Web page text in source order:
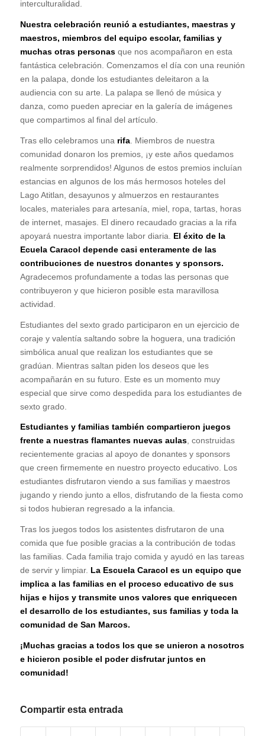
interculturalidad.
Nuestra celebración reunió a estudiantes, maestras y
maestros, miembros del equipo escolar, familias y
muchas otras personasque nos acompañaron en esta
fantástica celebración. Comenzamos el día con una reunión
en la palapa, donde los estudiantes deleitaron a la
audiencia con su arte. La palapa se llenó de música y
danza, como pueden apreciar en la galería de imágenes
que compartimos al final del artículo.
Tras ello celebramos una rifa. Miembros de nuestra
comunidad donaron los premios, ¡y este años quedamos
realmente sorprendidos! Algunos de estos premios incluían
estancias en algunos de los más hermosos hoteles del
Lago Atitlan, desayunos y almuerzos en restaurantes
locales, materiales para artesanía, miel, ropa, tartas, horas
de internet, masajes. El dinero recaudado gracias a la rifa
apoyará nuestra importante labor diaria. El éxito de la
Ecuela Caracol depende casi enteramente de las
contribuciones de nuestros donantes y sponsors.
Agradecemos profundamente a todas las personas que
contribuyeron y que hicieron posible esta maravillosa
actividad.
Estudiantes del sexto grado participaron en un ejercicio de
coraje y valentía saltando sobre la hoguera, una tradición
simbólica anual que realizan los estudiantes que se
gradúan. Mientras saltan piden los deseos que les
acompañarán en su futuro. Este es un momento muy
especial que sirve como despedida para los estudiantes de
sexto grado.
Estudiantes y familias también compartieron juegos
frente a nuestras flamantes nuevas aulas, construidas
recientemente gracias al apoyo de donantes y sponsors
que creen firmemente en nuestro proyecto educativo. Los
estudiantes disfrutaron viendo a sus familias y maestros
jugando y riendo junto a ellos, disfrutando de la fiesta como
si todos hubieran regresado a la infancia.
Tras los juegos todos los asistentes disfrutaron de una
comida que fue posible gracias a la contribución de todas
las familias. Cada familia trajo comida y ayudó en las tareas
de servir y limpiar. La Escuela Caracol es un equipo que
implica a las familias en el proceso educativo de sus
hijas e hijos y transmite unos valores que enriquecen
el desarrollo de los estudiantes, sus familias y toda la
comunidad de San Marcos.
¡Muchas gracias a todos los que se unieron a nosotros
e hicieron posible el poder disfrutar juntos en
comunidad!
Compartir esta entrada